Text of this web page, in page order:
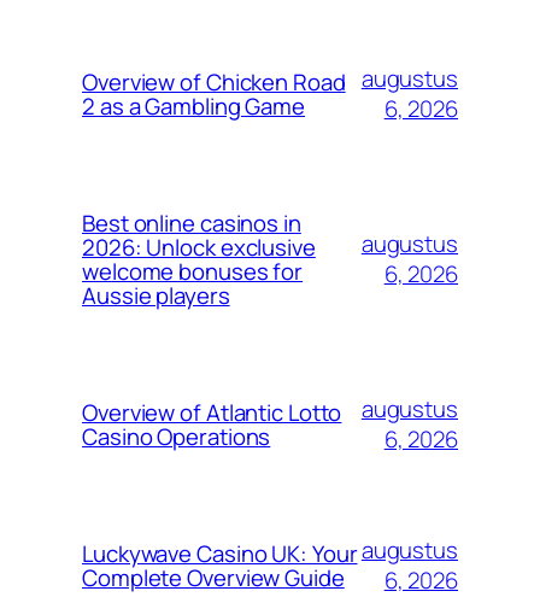
Overview of Chicken Road
2 as a Gambling Game
augustus
6, 2026
Best online casinos in
2026: Unlock exclusive
welcome bonuses for
Aussie players
augustus
6, 2026
Overview of Atlantic Lotto
Casino Operations
augustus
6, 2026
Luckywave Casino UK: Your
Complete Overview Guide
augustus
6, 2026